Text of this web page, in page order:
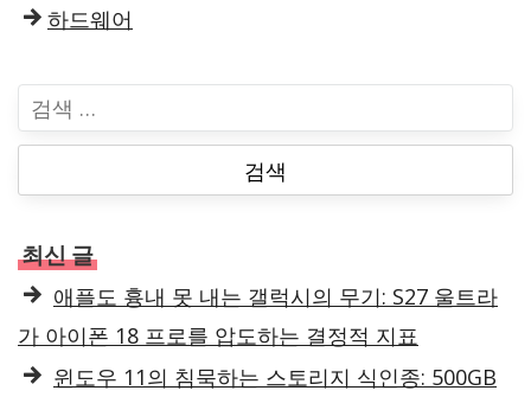
하드웨어
검
색
최신 글
애플도 흉내 못 내는 갤럭시의 무기: S27 울트라
가 아이폰 18 프로를 압도하는 결정적 지표
윈도우 11의 침묵하는 스토리지 식인종: 500GB